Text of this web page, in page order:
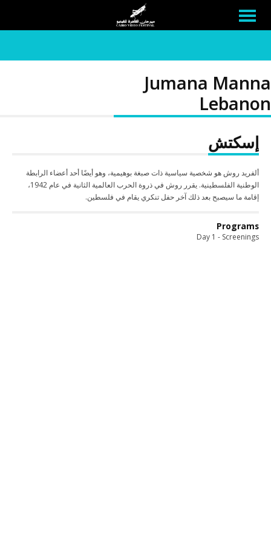
Jumana Manna
Lebanon
إسكتش
ألفريد روش هو شخصية سياسية ذات صبغة بوهيمية، وهو أيضًا أحد أعضاء الرابطة
الوطنية الفلسطينية. يقرر روش في ذروة الحرب العالمية الثانية في عام 1942،
إقامة ما سيصبح بعد ذلك آخر حفل تنكري يقام في فلسطين.
Programs
Day 1 - Screenings